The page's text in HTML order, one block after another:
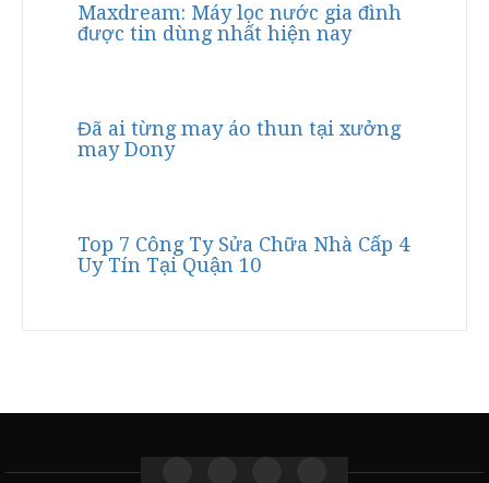
Maxdream: Máy lọc nước gia đình
được tin dùng nhất hiện nay
Đã ai từng may áo thun tại xưởng
may Dony
Top 7 Công Ty Sửa Chữa Nhà Cấp 4
Uy Tín Tại Quận 10